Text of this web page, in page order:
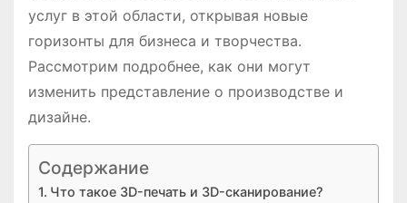
услуг в этой области, открывая новые
горизонты для бизнеса и творчества.
Рассмотрим подробнее, как они могут
изменить представление о производстве и
дизайне.
Содержание
Что такое 3D-печать и 3D-сканирование?